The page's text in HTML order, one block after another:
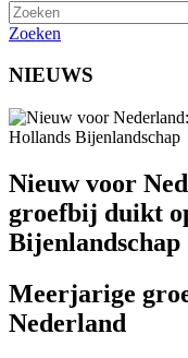
Zoeken
NIEUWS
Nieuw voor
groefbij duikt
Bijenlandschap
Meerjarige
Nederland